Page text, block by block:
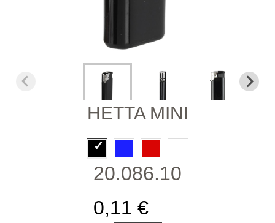
HETTA MINI
20.086.10
0,11 €